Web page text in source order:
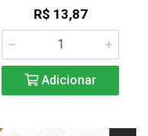
R$ 13,87
Adicionar